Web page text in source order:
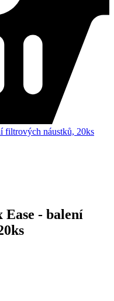
filtrových náustků, 20ks
- balení